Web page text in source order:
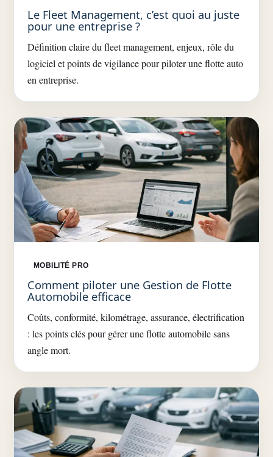
Le Fleet Management, c’est quoi au juste
pour une entreprise ?
Définition claire du fleet management, enjeux, rôle du
logiciel et points de vigilance pour piloter une flotte auto
en entreprise.
MOBILITÉ PRO
Comment piloter une Gestion de Flotte
Automobile efficace
Coûts, conformité, kilométrage, assurance, électrification
: les points clés pour gérer une flotte automobile sans
angle mort.